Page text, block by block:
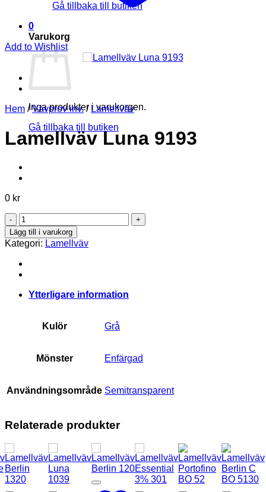
Gå tillbaka till butiken
0
Varukorg
Inga produkter i varukorgen.
Gå tillbaka till butiken
Add to Wishlist
Hem / Vävprov inv. / Lamellväv
Lamellväv Luna 9193
0 kr
Lamellväv
Luna
9193
mängd
Lägg till i varukorg
Kategori: Lamellväv
Ytterligare information
Kulör Grå
Mönster Enfärgad
Användningsområde Semitransparent
Relaterade produkter